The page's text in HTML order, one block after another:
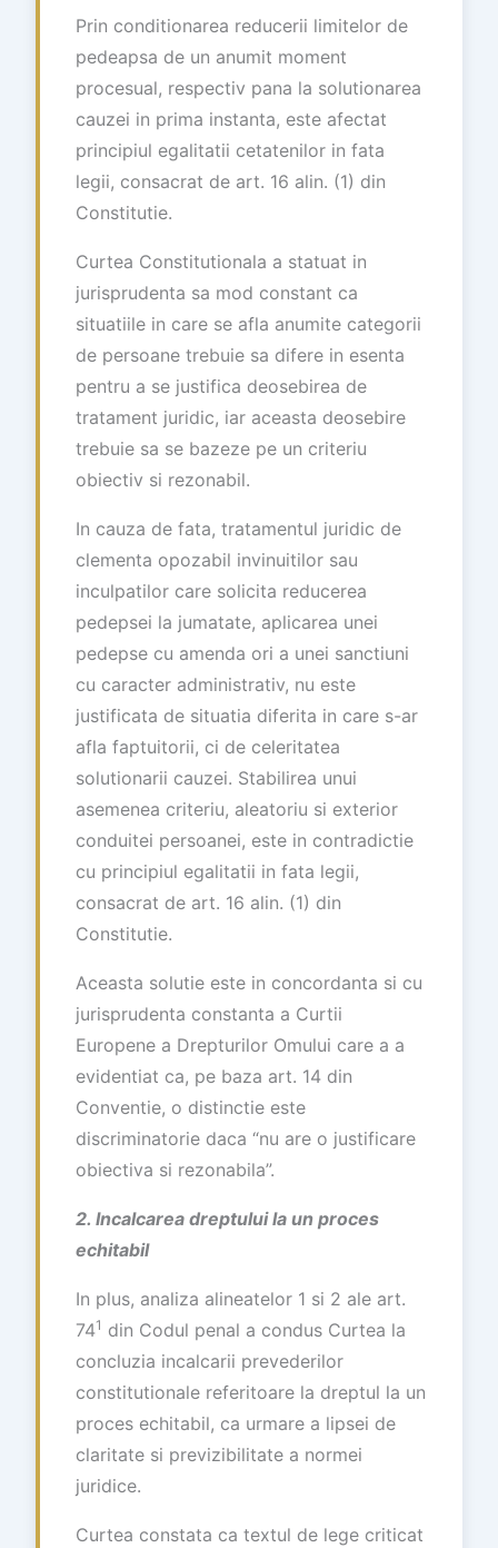
Prin conditionarea reducerii limitelor de
pedeapsa de un anumit moment
procesual, respectiv pana la solutionarea
cauzei in prima instanta, este afectat
principiul egalitatii cetatenilor in fata
legii, consacrat de art. 16 alin. (1) din
Constitutie.
Curtea Constitutionala a statuat in
jurisprudenta sa mod constant ca
situatiile in care se afla anumite categorii
de persoane trebuie sa difere in esenta
pentru a se justifica deosebirea de
tratament juridic, iar aceasta deosebire
trebuie sa se bazeze pe un criteriu
obiectiv si rezonabil.
In cauza de fata, tratamentul juridic de
clementa opozabil invinuitilor sau
inculpatilor care solicita reducerea
pedepsei la jumatate, aplicarea unei
pedepse cu amenda ori a unei sanctiuni
cu caracter administrativ, nu este
justificata de situatia diferita in care s-ar
afla faptuitorii, ci de celeritatea
solutionarii cauzei. Stabilirea unui
asemenea criteriu, aleatoriu si exterior
conduitei persoanei, este in contradictie
cu principiul egalitatii in fata legii,
consacrat de art. 16 alin. (1) din
Constitutie.
Aceasta solutie este in concordanta si cu
jurisprudenta constanta a Curtii
Europene a Drepturilor Omului care a a
evidentiat ca, pe baza art. 14 din
Conventie, o distinctie este
discriminatorie daca “nu are o justificare
obiectiva si rezonabila”.
2. Incalcarea dreptului la un proces
echitabil
In plus, analiza alineatelor 1 si 2 ale art.
741 din Codul penal a condus Curtea la
concluzia incalcarii prevederilor
constitutionale referitoare la dreptul la un
proces echitabil, ca urmare a lipsei de
claritate si previzibilitate a normei
juridice.
Curtea constata ca textul de lege criticat